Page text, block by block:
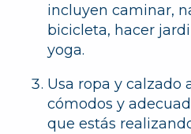
incluyen caminar,
bicicleta, hacer
yoga.
Usa ropa y calzado
cómodos y
que estás